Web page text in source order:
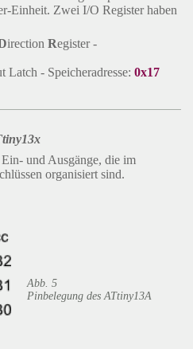
Einheit. Zwei I/O Register haben
irection Register -
Latch - Speicheradresse: 0x17
und Ausgänge, die im
organisiert sind.
Abb. 5
Pinbelegung des ATtiny13A